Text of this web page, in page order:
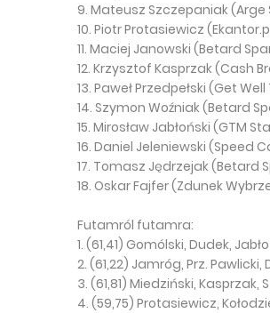
9. Mateusz Szczepaniak (Arge
10. Piotr Protasiewicz
11. Maciej Janowski (Betard
12. Krzysztof Kasprzak (Cash
13. Paweł Przedpełski (Get
14. Szymon Woźniak (Betard
15. Mirosław Jabłoński (GTM
16. Daniel Jeleniewski (Speed
17. Tomasz Jędrzejak (Betard
18. Oskar Fajfer (Zdunek
Futamról futamra:
1. (61,41) Gomólski, Dudek,
2. (61,22) Jamróg, Prz. Pawlicki,
3. (61,81) Miedziński,
4. (59,75) Protasiewicz,